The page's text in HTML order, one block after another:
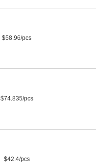
$58.96/pcs
$74.835/pcs
$42.4/pcs